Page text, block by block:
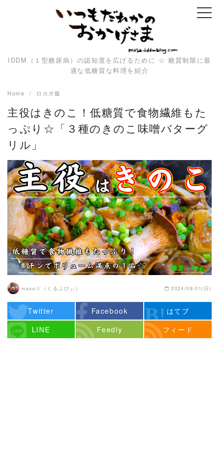
IDDM（１型糖尿病）の認知度を広げるために ☆ 糖質制限に最
適な低糖質な料理を紹介
Home ロカボ飯
主役はきのこ！低糖質で食物繊維もた
っぷり☆「３種のきのこ味噌バターグ
リル」
masa☆（くるぷぴぃ） 2024/09/01(日)
Twitter Facebook
はてブ
LINE
Feedly フィード